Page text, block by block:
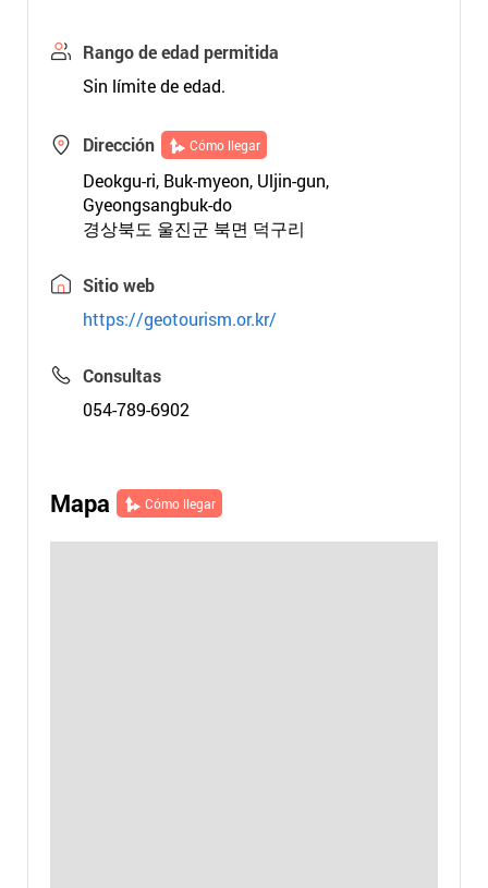
Rango de edad permitida
Sin límite de edad.
Dirección Cómo llegar
Deokgu-ri, Buk-myeon, Uljin-gun,
Gyeongsangbuk-do
경상북도 울진군 북면 덕구리
Sitio web
https://geotourism.or.kr/
Consultas
054-789-6902
Mapa Cómo llegar